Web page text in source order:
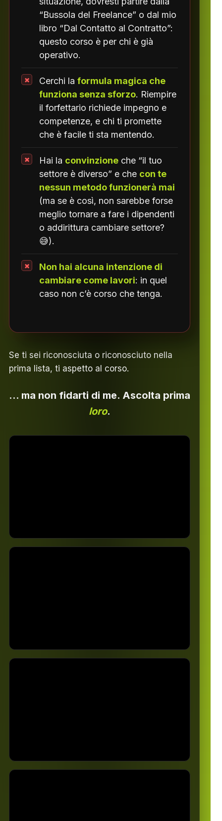
“Bussola del Freelance” o dal mio
libro “Dal Contatto al Contratto”:
questo corso è per chi è già
operativo.
Cerchi la formula magica che
funziona senza sforzo. Riempire
il forfettario richiede impegno e
competenze, e chi ti promette
che è facile ti sta mentendo.
Hai la convinzione che “il tuo
settore è diverso” e che con te
nessun metodo funzionerà mai
(ma se è così, non sarebbe forse
meglio tornare a fare i dipendenti
o addirittura cambiare settore?
😅).
Non hai alcuna intenzione di
cambiare come lavori: in quel
caso non c’è corso che tenga.
Se ti sei riconosciuta o riconosciuto nella
prima lista, ti aspetto al corso.
… ma non fidarti di me. Ascolta prima
loro.